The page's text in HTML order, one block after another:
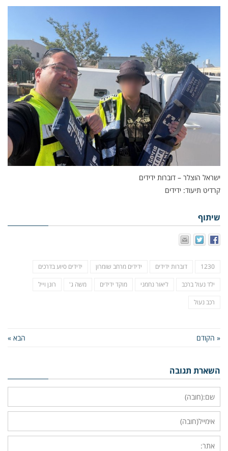
ישראל הוצלר – דוברות ידידים
קרדיט תיעוד: ידידים
שיתוף
1230 דוברות ידידים ידידים מרחב שומרון ידידים סיוע בדרכים
ילד נעול ברכב ליאור נחמני מוקד ידידים משה ג' רונן וייל
רכב נעול
« הקודם הבא »
השארת תגובה